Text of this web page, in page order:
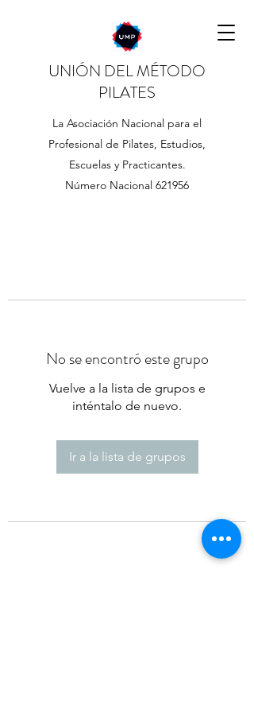
UNIÓN DEL MÉTODO
PILATES
La Asociación Nacional para el
Profesional de Pilates, Estudios,
Escuelas y Practicantes.
Número Nacional 621956
No se encontró este grupo
Vuelve a la lista de grupos e
inténtalo de nuevo.
Ir a la lista de grupos